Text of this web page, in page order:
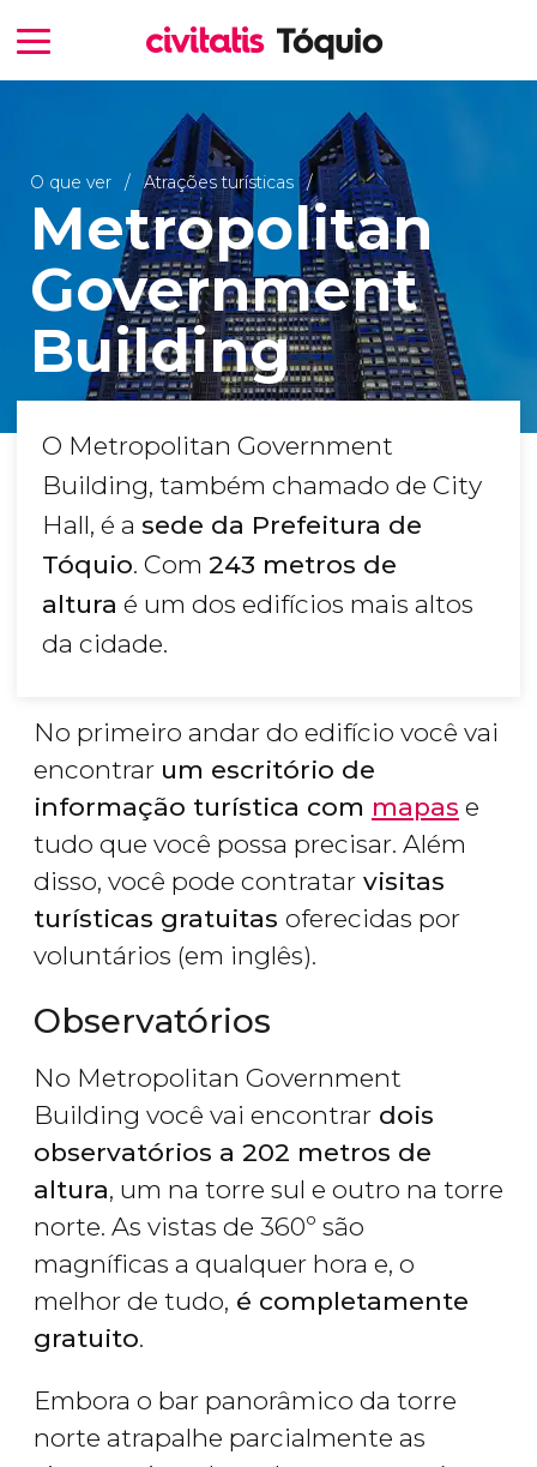
O que ver Atrações turísticas
Metropolitan
Government
Building
O Metropolitan Government
Building, também chamado de City
Hall, é a sede da Prefeitura de
Tóquio. Com 243 metros de
altura é um dos edifícios mais altos
da cidade.
No primeiro andar do edifício você vai
encontrar um escritório de
informação turística com mapas e
tudo que você possa precisar. Além
disso, você pode contratar visitas
turísticas gratuitas oferecidas por
voluntários (em inglês).
Observatórios
No Metropolitan Government
Building você vai encontrar dois
observatórios a 202 metros de
altura, um na torre sul e outro na torre
norte. As vistas de 360º são
magníficas a qualquer hora e, o
melhor de tudo, é completamente
gratuito.
Embora o bar panorâmico da torre
norte atrapalhe parcialmente as